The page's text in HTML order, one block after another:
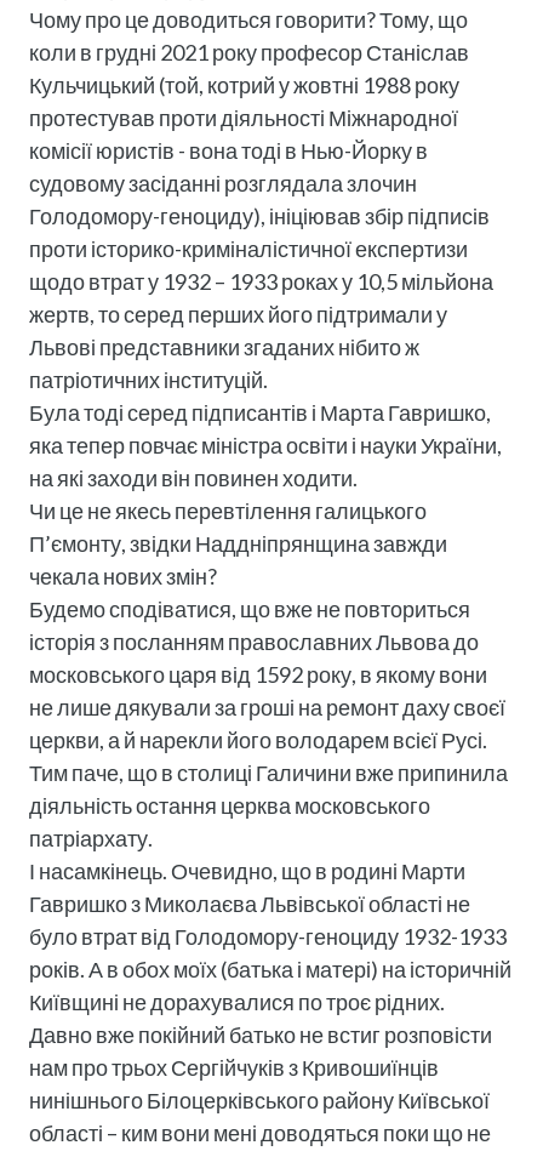
Чому про це доводиться говорити? Тому, що
коли в грудні 2021 року професор Станіслав
Кульчицький (той, котрий у жовтні 1988 року
протестував проти діяльності Міжнародної
комісії юристів - вона тоді в Нью-Йорку в
судовому засіданні розглядала злочин
Голодомору-геноциду), ініціював збір підписів
проти історико-криміналістичної експертизи
щодо втрат у 1932 – 1933 роках у 10,5 мільйона
жертв, то серед перших його підтримали у
Львові представники згаданих нібито ж
патріотичних інституцій.
Була тоді серед підписантів і Марта Гавришко,
яка тепер повчає міністра освіти і науки України,
на які заходи він повинен ходити.
Чи це не якесь перевтілення галицького
П’ємонту, звідки Наддніпрянщина завжди
чекала нових змін?
Будемо сподіватися, що вже не повториться
історія з посланням православних Львова до
московського царя від 1592 року, в якому вони
не лише дякували за гроші на ремонт даху своєї
церкви, а й нарекли його володарем всієї Русі.
Тим паче, що в столиці Галичини вже припинила
діяльність остання церква московського
патріархату.
І насамкінець. Очевидно, що в родині Марти
Гавришко з Миколаєва Львівської області не
було втрат від Голодомору-геноциду 1932-1933
років. А в обох моїх (батька і матері) на історичній
Київщині не дорахувалися по троє рідних.
Давно вже покійний батько не встиг розповісти
нам про трьох Сергійчуків з Кривошиїнців
нинішнього Білоцерківського району Київської
області – ким вони мені доводяться поки що не